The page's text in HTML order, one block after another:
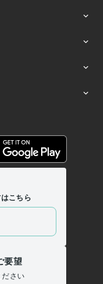
。:17年
ます。:30年
ょう。:40年
、心地よい寄り道
感、病気と向き合うお
？ 空想の魔法で、今日
：自ら選ぶ〝あなた
にどうぞ
談用サムネイル制作
作
ッダー